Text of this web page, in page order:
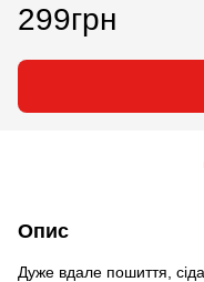
299грн
Опис
Дуже вдале пошиття,